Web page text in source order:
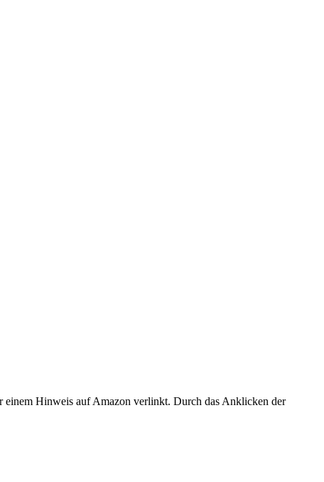
einem Hinweis auf Amazon verlinkt. Durch das Anklicken der